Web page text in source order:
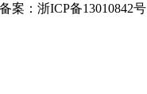
案：浙ICP备13010842号